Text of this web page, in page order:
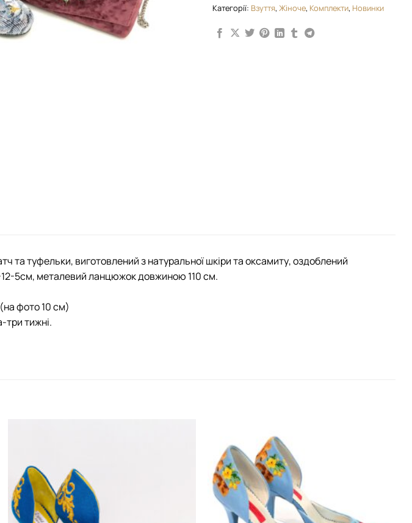
Категорії: Взуття, Жіноче, Комплекти, Новинки
та туфельки, виготовлений з натуральної шкіри та оксамиту, оздоблений
5см, металевий ланцюжок довжиною 110 см.
фото 10 см)
три тижні.